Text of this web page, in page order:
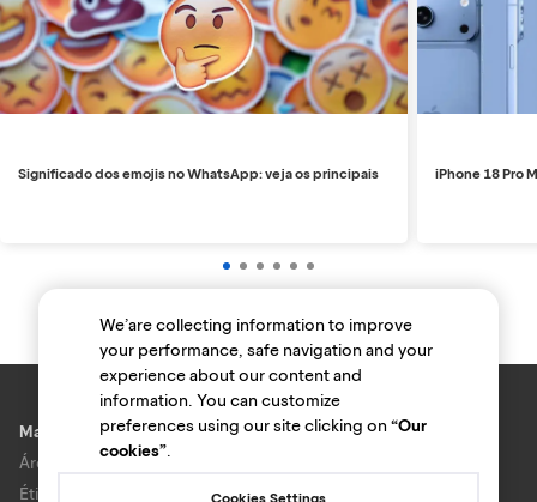
Significado dos emojis no WhatsApp: veja os principais iPhone 18 Pro
Marcas e lojas
Área do anunciante
Ética e Integridade
We’are collecting information to improve
your performance, safe navigation and your
experience about our content and
information. You can customize
preferences using our site clicking on“Our
cookies”.
Cookies Settings